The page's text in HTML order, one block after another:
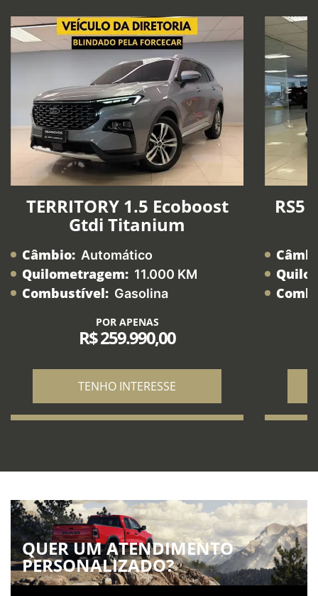
TERRITORY 1.5 Ecoboost
Gtdi Titanium
Câmbio: Automático
Quilometragem: 11.000 KM
Combustível: Gasolina
POR APENAS
R$ 259.990,00
TENHO INTERESSE
RS5
QUER UM ATENDIMENTO
PERSONALIZADO?